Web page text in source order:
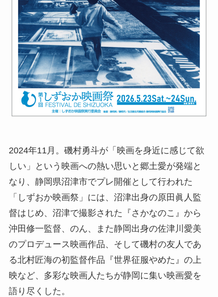
2024年11月。磯村勇斗が「映画を身近に感じて欲
しい」という映画への熱い思いと郷土愛が発端と
なり、静岡県沼津市でプレ開催として行われた
「しずおか映画祭」には、沼津出身の原田眞人監
督はじめ、沼津で撮影された『さかなのこ』から
沖田修一監督、のん、また静岡出身の佐津川愛美
のプロデュース映画作品、そして磯村の友人であ
る北村匠海の初監督作品『世界征服やめた』の上
映など、多彩な映画人たちが静岡に集い映画愛を
語り尽くした。